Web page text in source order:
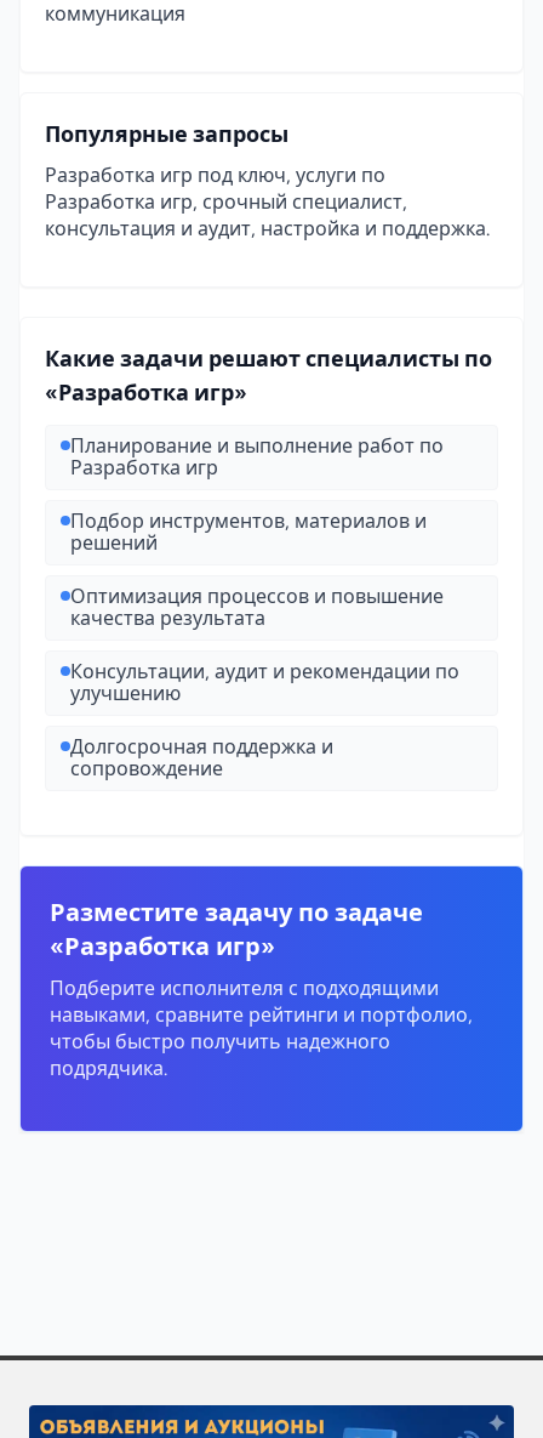
коммуникация
Популярные запросы
Разработка игр под ключ, услуги по
Разработка игр, срочный специалист,
консультация и аудит, настройка и поддержка.
Какие задачи решают специалисты по
«Разработка игр»
Планирование и выполнение работ по
Разработка игр
Подбор инструментов, материалов и
решений
Оптимизация процессов и повышение
качества результата
Консультации, аудит и рекомендации по
улучшению
Долгосрочная поддержка и
сопровождение
Разместите задачу по задаче
«Разработка игр»
Подберите исполнителя с подходящими
навыками, сравните рейтинги и портфолио,
чтобы быстро получить надежного
подрядчика.